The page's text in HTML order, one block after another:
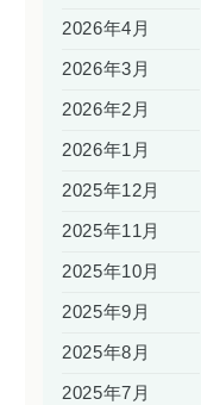
2026年4月
2026年3月
2026年2月
2026年1月
2025年12月
2025年11月
2025年10月
2025年9月
2025年8月
2025年7月